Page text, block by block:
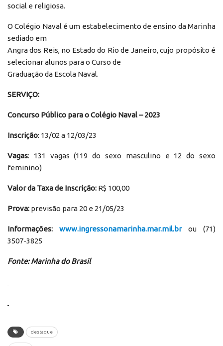
social e religiosa.
O Colégio Naval é um estabelecimento de ensino da Marinha
sediado em
Angra dos Reis, no Estado do Rio de Janeiro, cujo propósito é
selecionar alunos para o Curso de
Graduação da Escola Naval.
SERVIÇO:
Concurso Público para o Colégio Naval – 2023
Inscrição: 13/02 a 12/03/23
Vagas: 131 vagas (119 do sexo masculino e 12 do sexo
feminino)
Valor da Taxa de Inscrição: R$ 100,00
Prova: previsão para 20 e 21/05/23
Informações: www.ingressonamarinha.mar.mil.brou (71)
3507-3825
Fonte: Marinha do Brasil
destaque